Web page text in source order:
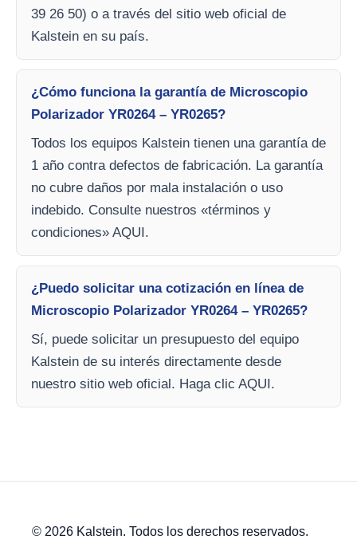
39 26 50) o a través del sitio web oficial de
Kalstein en su país.
¿Cómo funciona la garantía de Microscopio
Polarizador YR0264 – YR0265?
Todos los equipos Kalstein tienen una garantía de
1 año contra defectos de fabricación. La garantía
no cubre daños por mala instalación o uso
indebido. Consulte nuestros «términos y
condiciones» AQUI.
¿Puedo solicitar una cotización en línea de
Microscopio Polarizador YR0264 – YR0265?
Sí, puede solicitar un presupuesto del equipo
Kalstein de su interés directamente desde
nuestro sitio web oficial. Haga clic AQUI.
© 2026 Kalstein. Todos los derechos reservados.